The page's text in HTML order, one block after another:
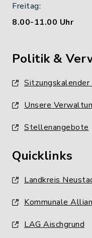
Freitag:
8.00-11.00 Uhr
Politik &
Unsere
Stellenangebote
Quicklinks
Landkreis
Kommunale
LAG Aischgrund